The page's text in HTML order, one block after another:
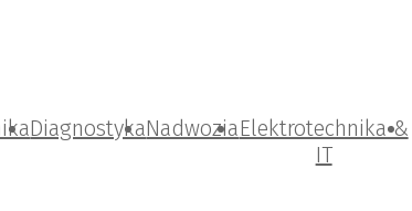
DiagnostykaNadwoziaElektrotechnika &
IT